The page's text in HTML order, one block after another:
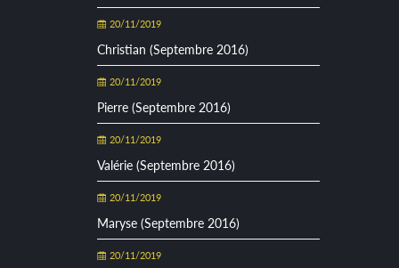
20/11/2019
Christian (Septembre 2016)
20/11/2019
Pierre (Septembre 2016)
20/11/2019
Valérie (Septembre 2016)
20/11/2019
Maryse (Septembre 2016)
20/11/2019